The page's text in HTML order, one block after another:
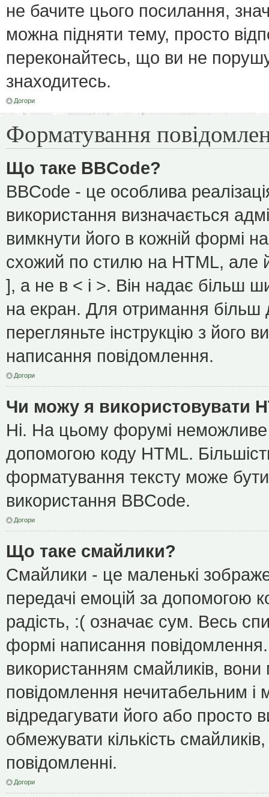
не бачите цього посилання,
можна підняти тему, просто
переконайтесь, що ви не
знаходитесь.
Догори
Форматування
Що таке BBCode?
BBCode - це особлива
використання визначається
вимкнути його в кожній формі
схожий по стилю на HTML, але
], а не в < і >. Він надає більш
на екран. Для отримання більш
перегляньте інструкцію з його
написання повідомлення.
Догори
Чи можу я використовувати
Ні. На цьому форумі
допомогою коду HTML.
форматування тексту може
використання BBCode.
Догори
Що таке смайлики?
Смайлики - це маленькі
передачі емоцій за допомогою
радість, :( означає сум. Весь
формі написання
використанням смайликів,
повідомлення нечитабельним
відредагувати його або
обмежувати кількість
повідомленні.
Догори